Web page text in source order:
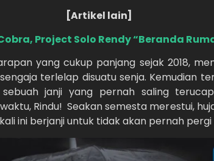
[Artikel lain]
Project Solo Rendy “Beranda
yang cukup panjang sejak 2018,
terlelap disuatu senja. Kemudian
janji yang pernah saling
Rindu! Seakan semesta merestui,
ini berjanji untuk tidak akan pernah pergi